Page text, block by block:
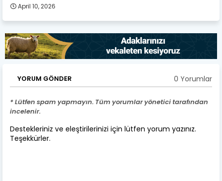
April 10, 2026
YORUM GÖNDER 0 Yorumlar
* Lütfen spam yapmayın. Tüm yorumlar yönetici tarafından
incelenir.
Destekleriniz ve eleştirilerinizi için lütfen yorum yazınız.
Teşekkürler.